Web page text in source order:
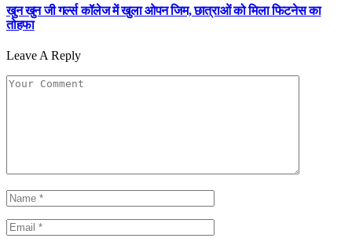
खुन खुन जी गर्ल्स कॉलेज में खुला ओपन जिम, छात्राओं को मिला फिटनेस का
तोहफा
Leave A Reply